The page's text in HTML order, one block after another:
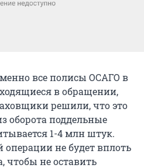
все полисы ОСАГО в
в обращении,
решили, что это
оборота поддельные
1-4 млн штук.
операции не будет вплоть
чтобы не оставить